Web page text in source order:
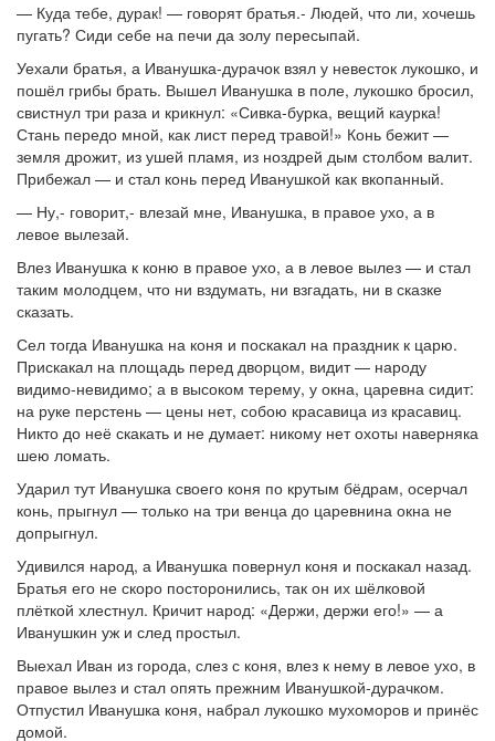
— Куда тебе, дурак! — говорят братья.- Людей, что ли, хочешь
пугать? Сиди себе на печи да золу пересыпай.
Уехали братья, а Иванушка-дурачок взял у невесток лукошко, и
пошёл грибы брать. Вышел Иванушка в поле, лукошко бросил,
свистнул три раза и крикнул: «Сивка-бурка, вещий каурка!
Стань передо мной, как лист перед травой!» Конь бежит —
земля дрожит, из ушей пламя, из ноздрей дым столбом валит.
Прибежал — и стал конь перед Иванушкой как вкопанный.
— Ну,- говорит,- влезай мне, Иванушка, в правое ухо, а в
левое вылезай.
Влез Иванушка к коню в правое ухо, а в левое вылез — и стал
таким молодцем, что ни вздумать, ни взгадать, ни в сказке
сказать.
Сел тогда Иванушка на коня и поскакал на праздник к царю.
Прискакал на площадь перед дворцом, видит — народу
видимо-невидимо; а в высоком терему, у окна, царевна сидит:
на руке перстень — цены нет, собою красавица из красавиц.
Никто до неё скакать и не думает: никому нет охоты наверняка
шею ломать.
Ударил тут Иванушка своего коня по крутым бёдрам, осерчал
конь, прыгнул — только на три венца до царевнина окна не
допрыгнул.
Удивился народ, а Иванушка повернул коня и поскакал назад.
Братья его не скоро посторонились, так он их шёлковой
плёткой хлестнул. Кричит народ: «Держи, держи его!» — а
Иванушкин уж и след простыл.
Выехал Иван из города, слез с коня, влез к нему в левое ухо, в
правое вылез и стал опять прежним Иванушкой-дурачком.
Отпустил Иванушка коня, набрал лукошко мухоморов и принёс
домой.